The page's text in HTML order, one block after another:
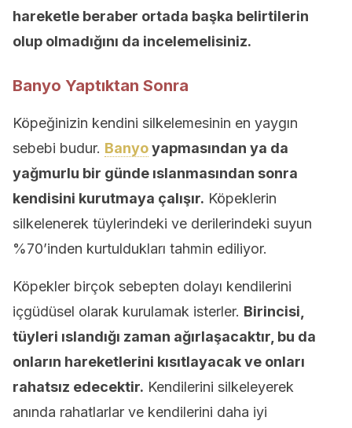
hareketle beraber ortada başka belirtilerin
olup olmadığını da incelemelisiniz.
Banyo Yaptıktan Sonra
Köpeğinizin kendini silkelemesinin en yaygın
sebebi budur. Banyoyapmasından ya da
yağmurlu bir günde ıslanmasından sonra
kendisini kurutmaya çalışır. Köpeklerin
silkelenerek tüylerindeki ve derilerindeki suyun
%70’inden kurtuldukları tahmin ediliyor.
Köpekler birçok sebepten dolayı kendilerini
içgüdüsel olarak kurulamak isterler. Birincisi,
tüyleri ıslandığı zaman ağırlaşacaktır, bu da
onların hareketlerini kısıtlayacak ve onları
rahatsız edecektir. Kendilerini silkeleyerek
anında rahatlarlar ve kendilerini daha iyi